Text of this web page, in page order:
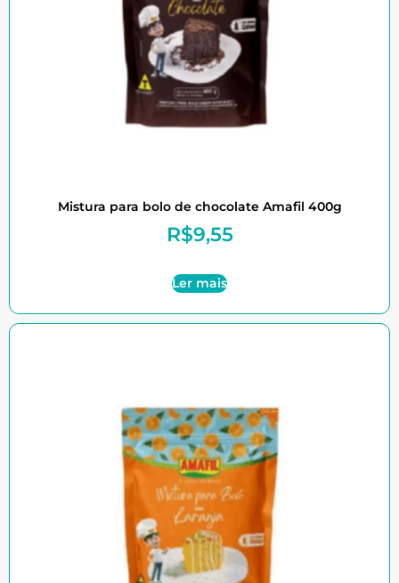
Mistura para bolo de chocolate Amafil 400g
R$9,55
Ler mais